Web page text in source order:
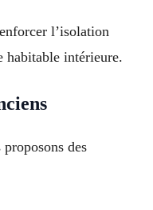
l’isolation
habitable intérieure.
des